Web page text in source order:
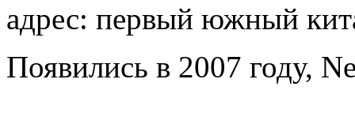
адрес: первый южный
Появились в 2007 году,